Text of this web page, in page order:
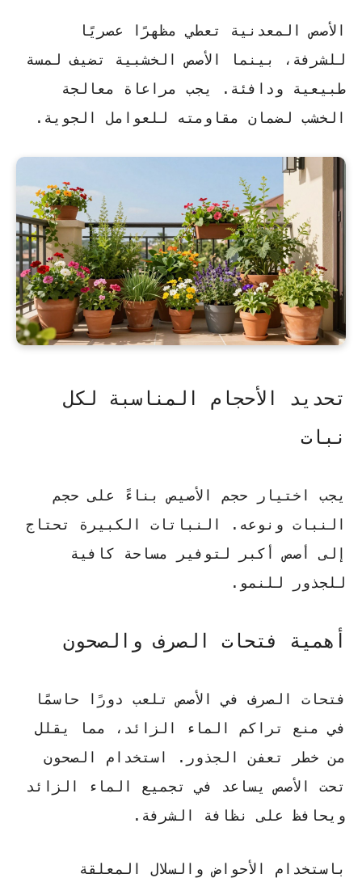
الأصص المعدنية تعطي مظهرًا عصريًا
للشرفة، بينما الأصص الخشبية تضيف لمسة
طبيعية ودافئة. يجب مراعاة معالجة
الخشب لضمان مقاومته للعوامل الجوية.
تحديد الأحجام المناسبة لكل
نبات
يجب اختيار حجم الأصيص بناءً على حجم
النبات ونوعه. النباتات الكبيرة تحتاج
إلى أصص أكبر لتوفير مساحة كافية
للجذور للنمو.
أهمية فتحات الصرف والصحون
فتحات الصرف في الأصص تلعب دورًا حاسمًا
في منع تراكم الماء الزائد، مما يقلل
من خطر تعفن الجذور. استخدام الصحون
تحت الأصص يساعد في تجميع الماء الزائد
ويحافظ على نظافة الشرفة.
باستخدام الأحواض والسلال المعلقة